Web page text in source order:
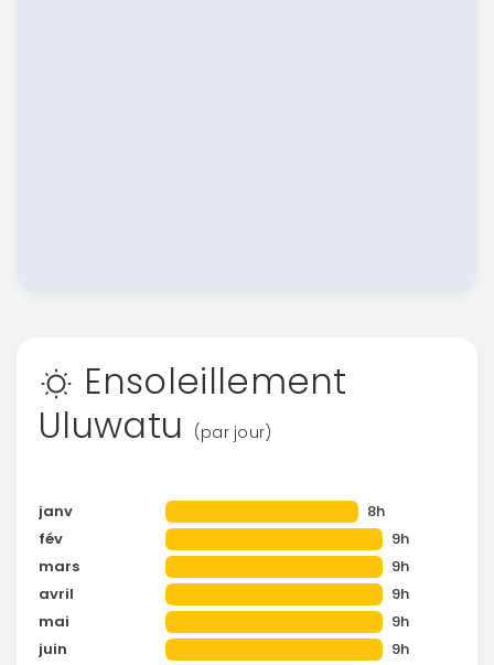
Ensoleillement
Uluwatu
(par jour)
janv
8h
fév
9h
mars
9h
avril
9h
mai
9h
juin
9h